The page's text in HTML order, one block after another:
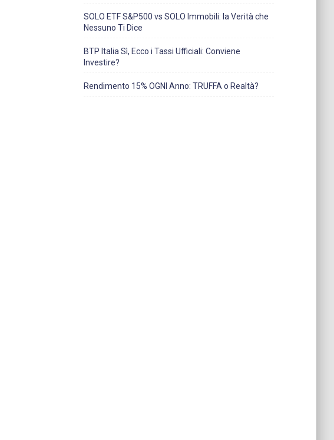
SOLO ETF S&P500 vs SOLO Immobili: la Verità che
Nessuno Ti Dice
BTP Italia Sì, Ecco i Tassi Ufficiali: Conviene
Investire?
Rendimento 15% OGNI Anno: TRUFFA o Realtà?